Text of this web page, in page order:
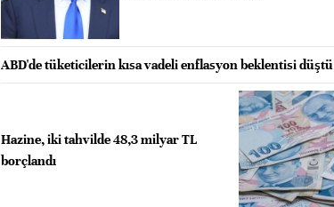
ABD'de tüketicilerin kısa vadeli enflasyon beklentisi düştü
Hazine, iki tahvilde 48,3 milyar TL
borçlandı